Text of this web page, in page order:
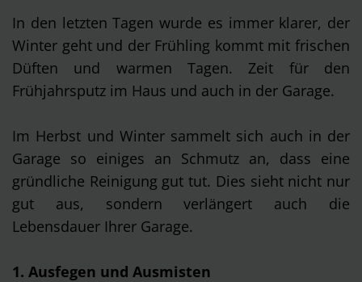
In den letzten Tagen wurde es immer klarer, der
Winter geht und der Frühling kommt mit frischen
Düften und warmen Tagen. Zeit für den
Frühjahrsputz im Haus und auch in der Garage.
Im Herbst und Winter sammelt sich auch in der
Garage so einiges an Schmutz an, dass eine
gründliche Reinigung gut tut. Dies sieht nicht nur
gut aus, sondern verlängert auch die
Lebensdauer Ihrer Garage.
1. Ausfegen und Ausmisten